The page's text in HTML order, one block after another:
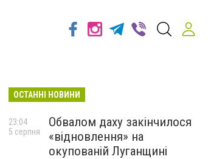
ОСТАННІ НОВИНИ
Обвалом даху закінчилося
«відновлення» на
окупованій Луганщині
23:04
5 серпня